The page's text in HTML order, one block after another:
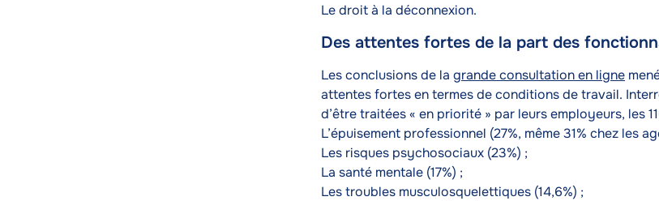
Le droit à la déconnexion.
Des attentes fortes de la part des
Texte
Les conclusions de la grande consultation en ligne
attentes fortes en termes de conditions de travail.
d’être traitées « en priorité » par leurs employeurs, les
L’épuisement professionnel (27%, même 31% chez les
Les risques psychosociaux (23%) ;
La santé mentale (17%) ;
Les troubles musculosquelettiques (14,6%) ;